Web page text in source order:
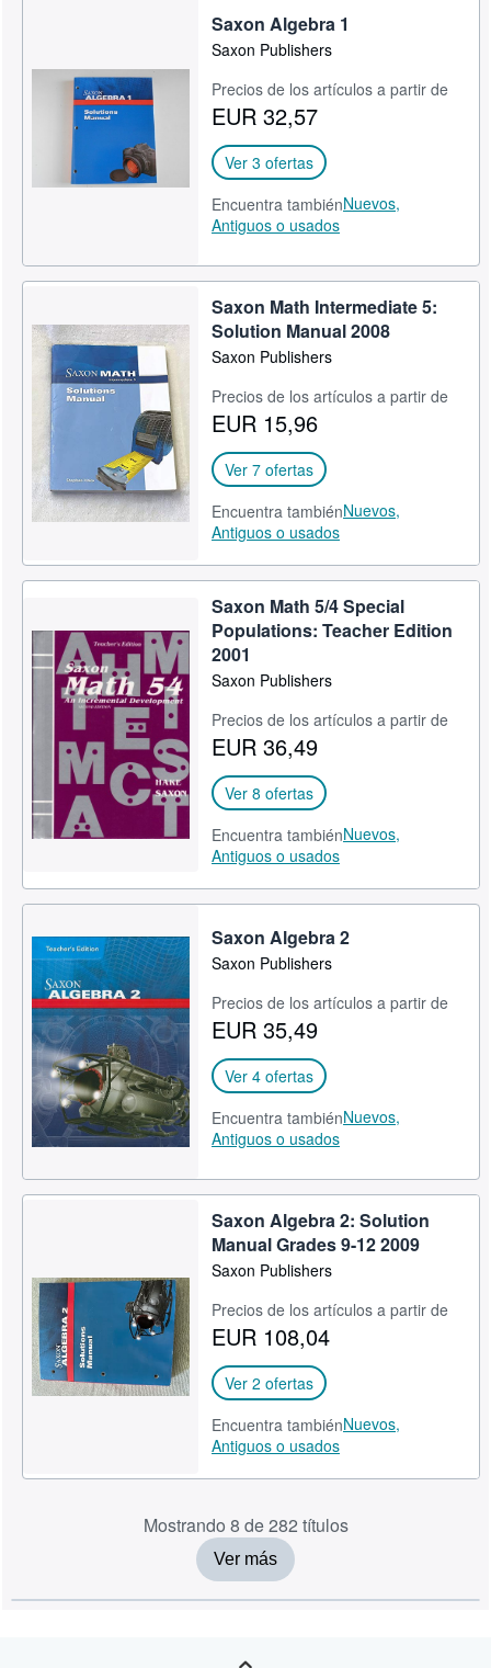
Saxon Algebra 1
Saxon Publishers
Precios de los artículos a partir de
EUR 32,57
Ver 3 ofertas
Encuentra tambiénNuevos,
Antiguos o usados
Saxon Math Intermediate 5:
Solution Manual 2008
Saxon Publishers
Precios de los artículos a partir de
EUR 15,96
Ver 7 ofertas
Encuentra tambiénNuevos,
Antiguos o usados
Saxon Math 5/4 Special
Populations: Teacher Edition
2001
Saxon Publishers
Precios de los artículos a partir de
EUR 36,49
Ver 8 ofertas
Encuentra tambiénNuevos,
Antiguos o usados
Saxon Algebra 2
Saxon Publishers
Precios de los artículos a partir de
EUR 35,49
Ver 4 ofertas
Encuentra tambiénNuevos,
Antiguos o usados
Saxon Algebra 2: Solution
Manual Grades 9-12 2009
Saxon Publishers
Precios de los artículos a partir de
EUR 108,04
Ver 2 ofertas
Encuentra tambiénNuevos,
Antiguos o usados
Mostrando 8 de 282 títulos
Ver más